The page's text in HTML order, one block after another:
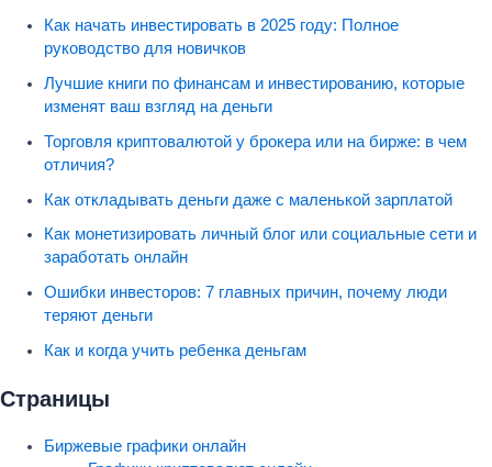
Как начать инвестировать в 2025 году: Полное
руководство для новичков
Лучшие книги по финансам и инвестированию, которые
изменят ваш взгляд на деньги
Торговля криптовалютой у брокера или на бирже: в чем
отличия?
Как откладывать деньги даже с маленькой зарплатой
Как монетизировать личный блог или социальные сети и
заработать онлайн
Ошибки инвесторов: 7 главных причин, почему люди
теряют деньги
Как и когда учить ребенка деньгам
Страницы
Биржевые графики онлайн